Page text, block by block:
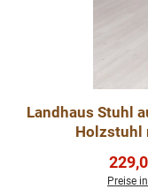
Landhaus Stuhl
Holzstuhl
Preise